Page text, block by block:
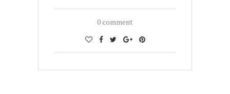
0 comment